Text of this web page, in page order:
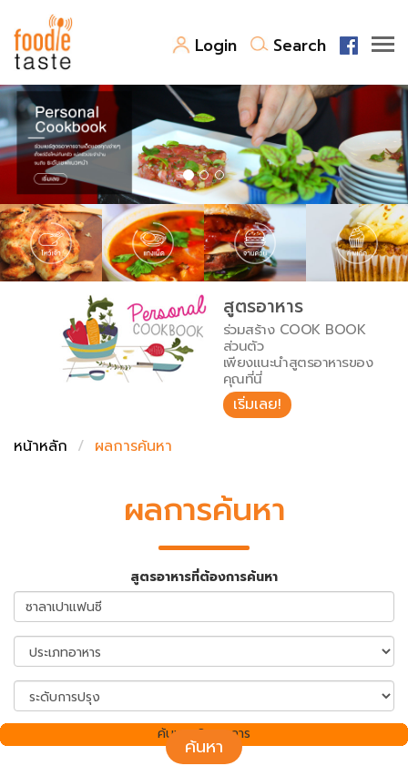
Login Search
สูตรอาหาร
สูตรอาหารล่าสุด
Top Foodie
พาไปชิม
สารพันก้นครัว
เคล็ดลับน่ารู้
เปรียบเทียบหน่วยการตวง
เปรียบเทียบอุณหภูมิ
เปรียบเทียบน้ำหนักวัตถุดิบ
FoodPedia
สร้าง Cookbook
สูตรอาหาร
ร่วมสร้าง COOK BOOK
ส่วนตัว
เพียงแนะนำสูตรอาหารของ
คุณที่นี่
เริ่มเลย!
หน้าหลัก
ผลการค้นหา
ผลการค้นหา
สูตรอาหารที่ต้องการค้นหา
ค้นหา
ค้นพบ 0 รายการ